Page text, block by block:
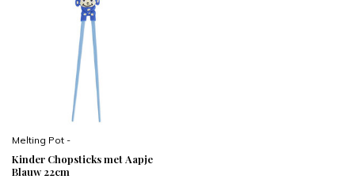
Melting Pot -
Kinder Chopsticks met Aapje
Blauw 22cm